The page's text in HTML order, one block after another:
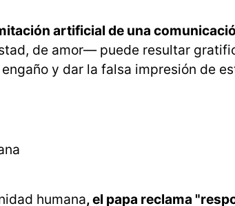
artificial de una
de amor— puede resultar
y dar la falsa impresión de
humana, el papa reclama